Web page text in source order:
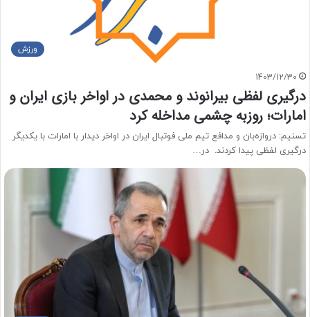
ورزش
1403/12/30
درگیری لفظی بیرانوند و محمدی در اواخر بازی ایران و
امارات؛ روزبه چشمی مداخله کرد
تسنیم: دروازه‌بان و مدافع تیم ملی فوتبال ایران در اواخر دیدار با امارات با یکدیگر
درگیری لفظی پیدا کردند. در…